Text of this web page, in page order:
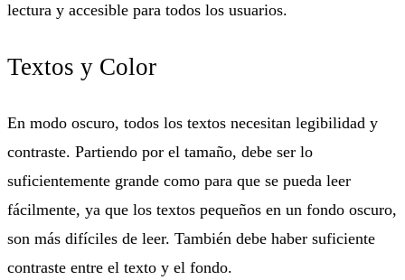
lectura y accesible para todos los usuarios.
Textos y Color
En modo oscuro, todos los textos necesitan legibilidad y
contraste. Partiendo por el tamaño, debe ser lo
suficientemente grande como para que se pueda leer
fácilmente, ya que los textos pequeños en un fondo oscuro,
son más difíciles de leer. También debe haber suficiente
contraste entre el texto y el fondo.